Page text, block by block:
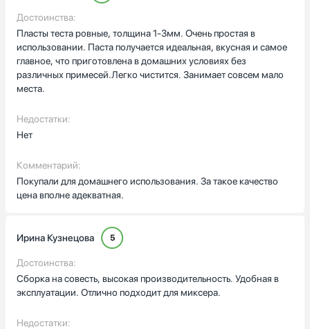
Достоинства:
Пласты теста ровные, толщина 1-3мм. Очень простая в
использовании. Паста получается идеальная, вкусная и самое
главное, что приготовлена в домашних условиях без
различных примесей.Легко чистится. Занимает совсем мало
места.
Недостатки:
Нет
Комментарий:
Покупали для домашнего использования. За такое качество
цена вполне адекватная.
Ирина Кузнецова 5
Достоинства:
Сборка на совесть, высокая производительность. Удобная в
эксплуатации. Отлично подходит для миксера.
Недостатки: